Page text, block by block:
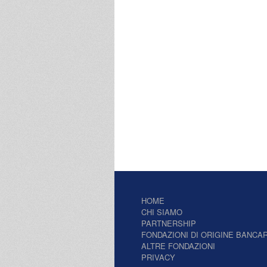
HOME
CHI SIAMO
PARTNERSHIP
FONDAZIONI DI ORIGINE
ALTRE FONDAZIONI
PRIVACY